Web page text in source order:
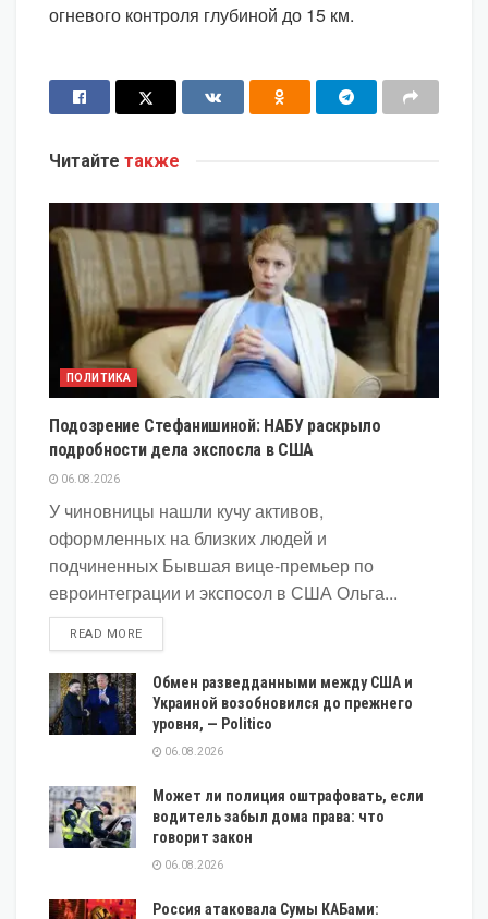
огневого контроля глубиной до 15 км.
Читайте также
ПОЛИТИКА
Подозрение Стефанишиной: НАБУ раскрыло
подробности дела экспосла в США
06.08.2026
У чиновницы нашли кучу активов,
оформленных на близких людей и
подчиненных Бывшая вице-премьер по
евроинтеграции и экспосол в США Ольга...
READ MOREDETAILS
Обмен разведданными между США и
Украиной возобновился до прежнего
уровня, — Politico
06.08.2026
Может ли полиция оштрафовать, если
водитель забыл дома права: что
говорит закон
06.08.2026
Россия атаковала Сумы КАБами: